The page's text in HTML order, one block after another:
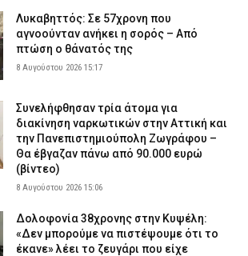
διαδικτυακής απάτης στην Εύβοια – Έδωσε
που δεν παρέλαβε ποτέ
2026 08:40
Λυκαβηττός: Σε 57χρονη που
αγνοούνταν ανήκει η σορός – Από
πτώση ο θάνατός της
8 Αυγούστου 2026 15:17
Συνελήφθησαν τρία άτομα για
διακίνηση ναρκωτικών στην Αττική και
την Πανεπιστημιούπολη Ζωγράφου –
Θα έβγαζαν πάνω από 90.000 ευρώ
(βίντεο)
8 Αυγούστου 2026 15:06
Δολοφονία 38χρονης στην Κυψέλη:
«Δεν μπορούμε να πιστέψουμε ότι το
έκανε» λέει το ζευγάρι που είχε